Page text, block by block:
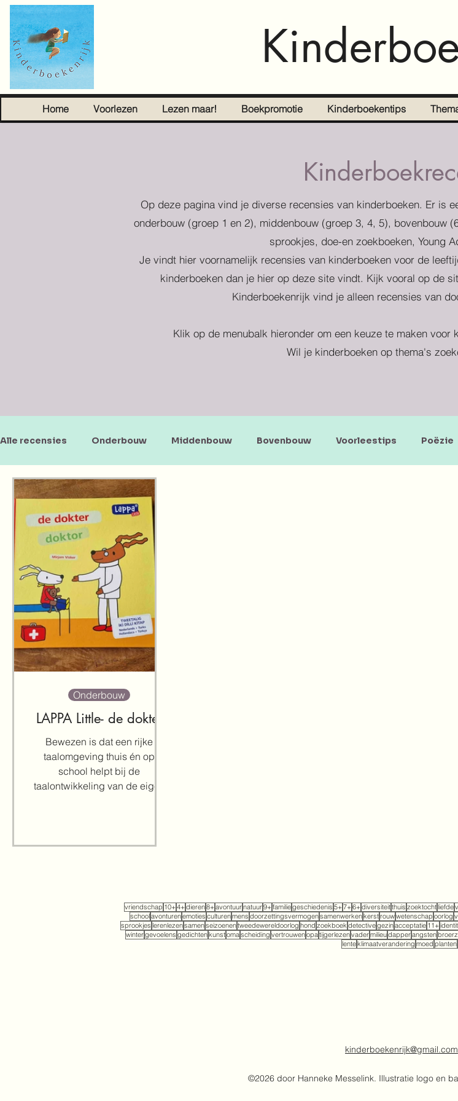
Home Voorlezen Lezen maar! Boekpromotie Kinderboekentips
Op deze pagina vind je diverse recensies van kinderboeken. Er is
onderbouw (groep 1 en 2), middenbouw (groep 3, 4, 5), bovenbouw
sprookjes, doe-en zoekboeken, Young
Je vindt hier voornamelijk recensies van kinderboeken voor de
kinderboeken dan je hier op deze site vindt. Kijk vooral op de
Kinderboekenrijk vind je alleen recensies van
Klik op de menubalk hieronder om een keuze te maken
Wil je kinderboeken op thema's
Alle recensies Onderbouw Middenbouw Bovenbouw Voorleestips Poëzie
Doe-en zoekboeken Baby's en peuters
LAPPA Little- de dokter
Bewezen is dat een rijke
taalomgeving thuis én op
school helpt bij de
taalontwikkeling van de eigen
Onderbouw
vriendschap 10+4+dieren8+avontuurnatuur9+familiegeschiedenis 5+7+6+diversiteitthuis zoektochtliefde
schoolavonturenemoties culturenmens doorzettingsvermogensamenwerkenkerstrouwwetenschap oorlog
sprookjes lerenlezensamenseizoenentweedewereldoorlog hond zoekboek detectivegezinacceptatie 11+
wintergevoelens gedichtenkunstomascheiding vertrouwenopatijgerlezenvadermilieudapperangsten
lenteklimaatverandering moed planten
kinderboekenrijk@gmail.com
©2026 door Hanneke Messelink. Illustratie logo en